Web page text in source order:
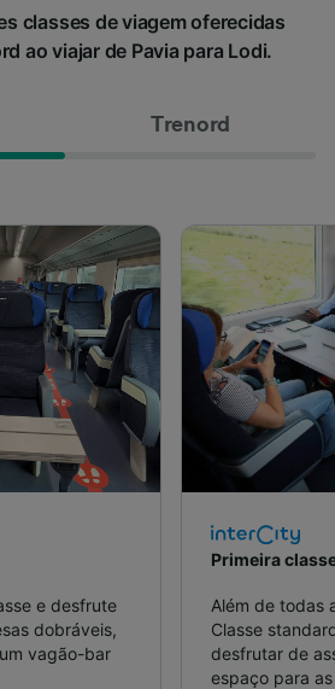
classes de viagem oferecidas
ao viajar de Pavia para Lodi.
Trenord
e desfrute
dobráveis,
vagão-bar
Primeira
Além de todas
Classe
desfrutar de
espaço para